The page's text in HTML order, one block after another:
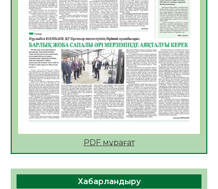
Open Air: Қызылорда облысы полиция
департаменті 20 мыңнан астам
көрерменнің қауіпсіздігін қамтамасыз етті
06.08.2026
60
ҚЫЗЫЛОРДАДА «САНАЛЫ ҰРПАҚ –
ЖАРҚЫН БОЛАШАҚ» АТТЫ КЕҢЕЙТІЛГЕН
МӘЖІЛІС ӨТТІ
05.08.2026
61
Қазақстан Орталық Азиядағы көшуге ең
азаматтың міндеті
PDF мұрағат
Хабарландыру